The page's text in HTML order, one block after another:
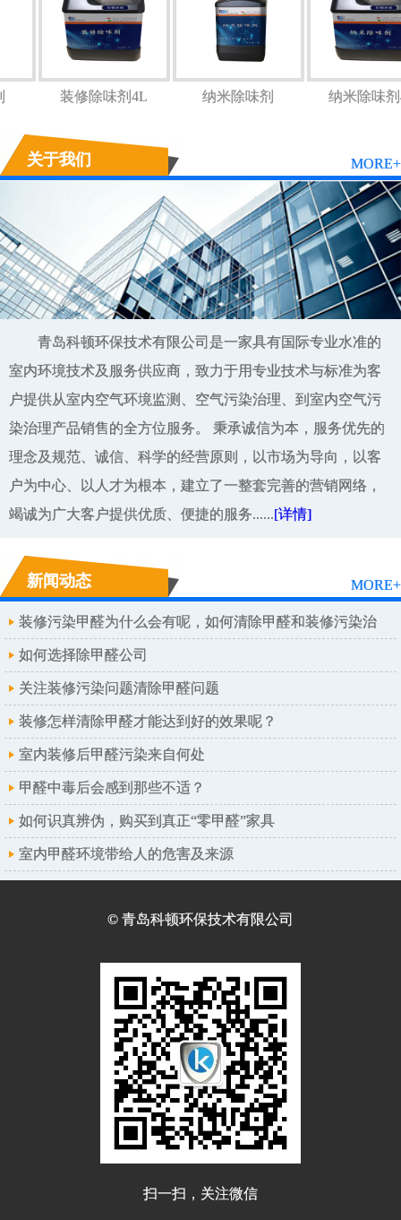
装修除味剂4L 纳米除味剂 纳米除
关于我们 MORE+
青岛科顿环保技术有限公司是一家具有国际专业水准的
室内环境技术及服务供应商，致力于用专业技术与标准为客
户提供从室内空气环境监测、空气污染治理、到室内空气污
染治理产品销售的全方位服务。 秉承诚信为本，服务优先的
理念及规范、诚信、科学的经营原则，以市场为导向，以客
户为中心、以人才为根本，建立了一整套完善的营销网络，
竭诚为广大客户提供优质、便捷的服务......[详情]
新闻动态 MORE+
装修污染甲醛为什么会有呢，如何清除甲醛和装修污染治
理呢
如何选择除甲醛公司
关注装修污染问题清除甲醛问题
装修怎样清除甲醛才能达到好的效果呢？
室内装修后甲醛污染来自何处
甲醛中毒后会感到那些不适？
如何识真辨伪，购买到真正“零甲醛”家具
室内甲醛环境带给人的危害及来源
© 青岛科顿环保技术有限公司
扫一扫，关注微信